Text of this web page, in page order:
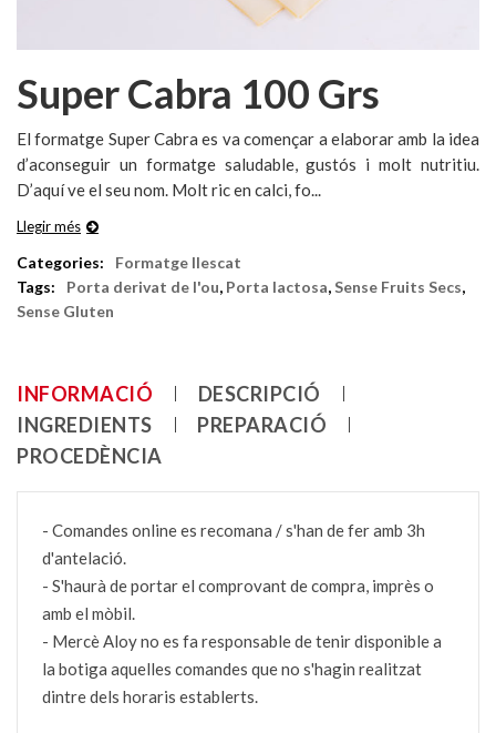
Super Cabra 100 Grs
El formatge Super Cabra es va començar a elaborar amb la idea
d’aconseguir un formatge saludable, gustós i molt nutritiu.
D’aquí ve el seu nom. Molt ric en calci, fo...
Llegir més
Categories:
Formatge llescat
Tags:
Porta derivat de l'ou, Porta lactosa,Sense Fruits Secs,
Sense Gluten
INFORMACIÓ
DESCRIPCIÓ
INGREDIENTS
PREPARACIÓ
PROCEDÈNCIA
- Comandes online es recomana / s'han de fer amb 3h
d'antelació.
- S'haurà de portar el comprovant de compra, imprès o
amb el mòbil.
- Mercè Aloy no es fa responsable de tenir disponible a
la botiga aquelles comandes que no s'hagin realitzat
dintre dels horaris establerts.